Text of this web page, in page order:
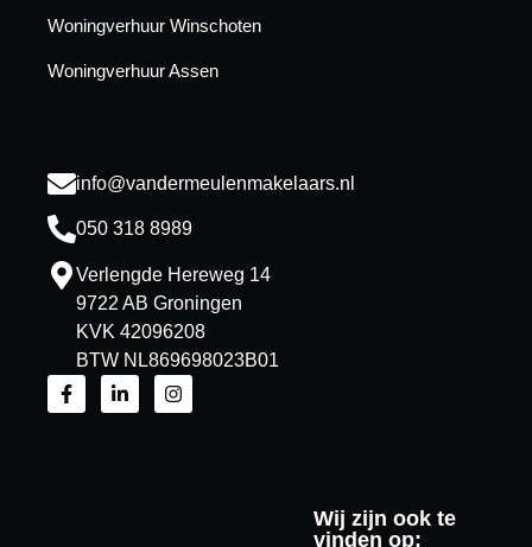
Woningverhuur Winschoten
Woningverhuur Assen
info@vandermeulenmakelaars.nl
050 318 8989
Verlengde Hereweg 14
9722 AB Groningen
KVK 42096208
BTW NL869698023B01
Wij zijn ook te
vinden op: